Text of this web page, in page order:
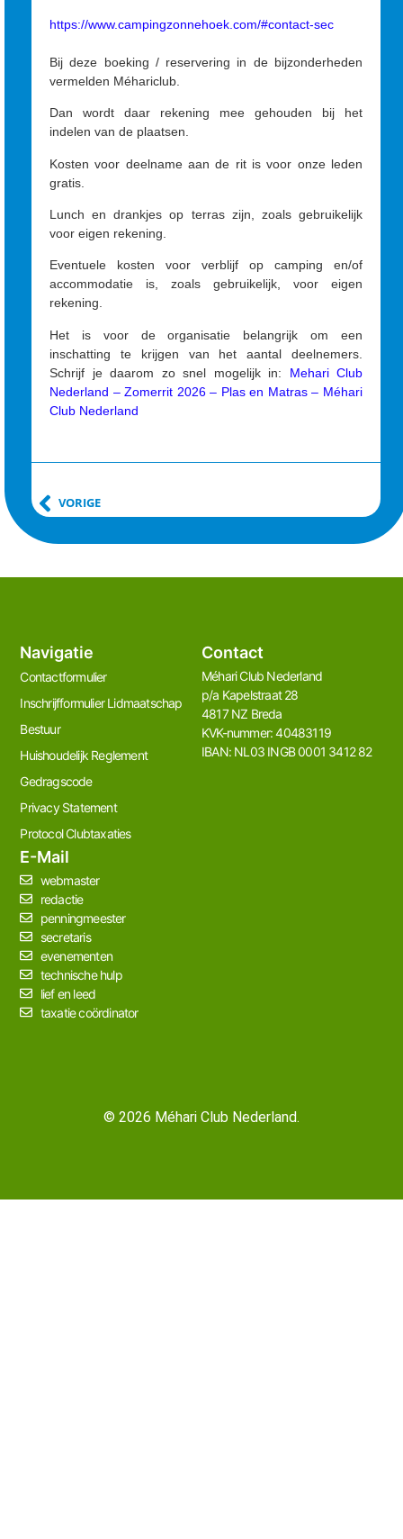
https://www.campingzonnehoek.com/#contact-sec
Bij deze boeking / reservering in de bijzonderheden
vermelden Méhariclub.
Dan wordt daar rekening mee gehouden bij het
indelen van de plaatsen.
Kosten voor deelname aan de rit is voor onze leden
gratis.
Lunch en drankjes op terras zijn, zoals gebruikelijk
voor eigen rekening.
Eventuele kosten voor verblijf op camping en/of
accommodatie is, zoals gebruikelijk, voor eigen
rekening.
Het is voor de organisatie belangrijk om een
inschatting te krijgen van het aantal deelnemers.
Schrijf je daarom zo snel mogelijk in: Mehari Club
Nederland – Zomerrit 2026 – Plas en Matras – Méhari
Club Nederland
VORIGE
Navigatie
Contactformulier
Inschrijfformulier Lidmaatschap
Bestuur
Huishoudelijk Reglement
Gedragscode
Privacy Statement
Protocol Clubtaxaties
Contact
Méhari Club Nederland​
p/a Kapelstraat 28
4817 NZ Breda
KVK-nummer: 40483119
IBAN: NL03 INGB 0001 3412 82
E-Mail
webmaster
redactie
penningmeester
secretaris
evenementen
technische hulp
lief en leed
taxatie coördinator
© 2026 Méhari Club Nederland.